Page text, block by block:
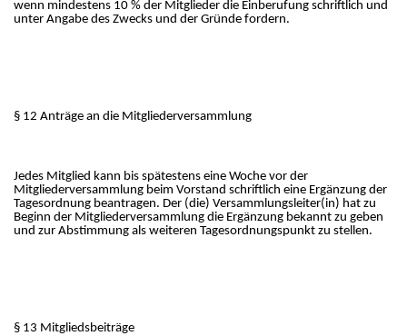
wenn mindestens 10 % der Mitglieder die Einberufung schriftlich und
unter Angabe des Zwecks und der Gründe fordern.
§ 12 Anträge an die Mitgliederversammlung
Jedes Mitglied kann bis spätestens eine Woche vor der
Mitgliederversammlung beim Vorstand schriftlich eine Ergänzung der
Tagesordnung beantragen. Der (die) Versammlungsleiter(in) hat zu
Beginn der Mitgliederversammlung die Ergänzung bekannt zu geben
und zur Abstimmung als weiteren Tagesordnungspunkt zu stellen.
§ 13 Mitgliedsbeiträge